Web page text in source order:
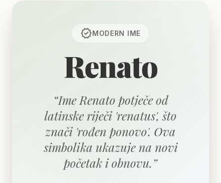
verifiedMODERN IME
Renato
“Ime Renato potječe od
latinske riječi 'renatus', što
znači 'rođen ponovo'. Ova
simbolika ukazuje na novi
početak i obnovu.”